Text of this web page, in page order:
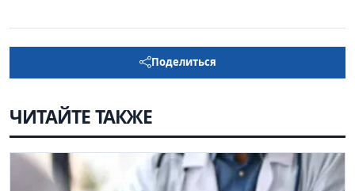
Поделиться
ЧИТАЙТЕ ТАКЖЕ